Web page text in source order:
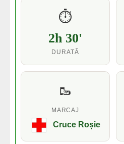
⏱️
2h 30'
DURATĂ
🥾
MARCAJ
Cruce Roșie